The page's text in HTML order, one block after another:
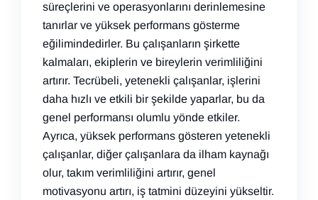
süreçlerini ve operasyonlarını derinlemesine
tanırlar ve yüksek performans gösterme
eğilimindedirler. Bu çalışanların şirkette
kalmaları, ekiplerin ve bireylerin verimliliğini
artırır. Tecrübeli, yetenekli çalışanlar, işlerini
daha hızlı ve etkili bir şekilde yaparlar, bu da
genel performansı olumlu yönde etkiler.
Ayrıca, yüksek performans gösteren yetenekli
çalışanlar, diğer çalışanlara da ilham kaynağı
olur, takım verimliliğini artırır, genel
motivasyonu artırı, iş tatmini düzeyini yükseltir.